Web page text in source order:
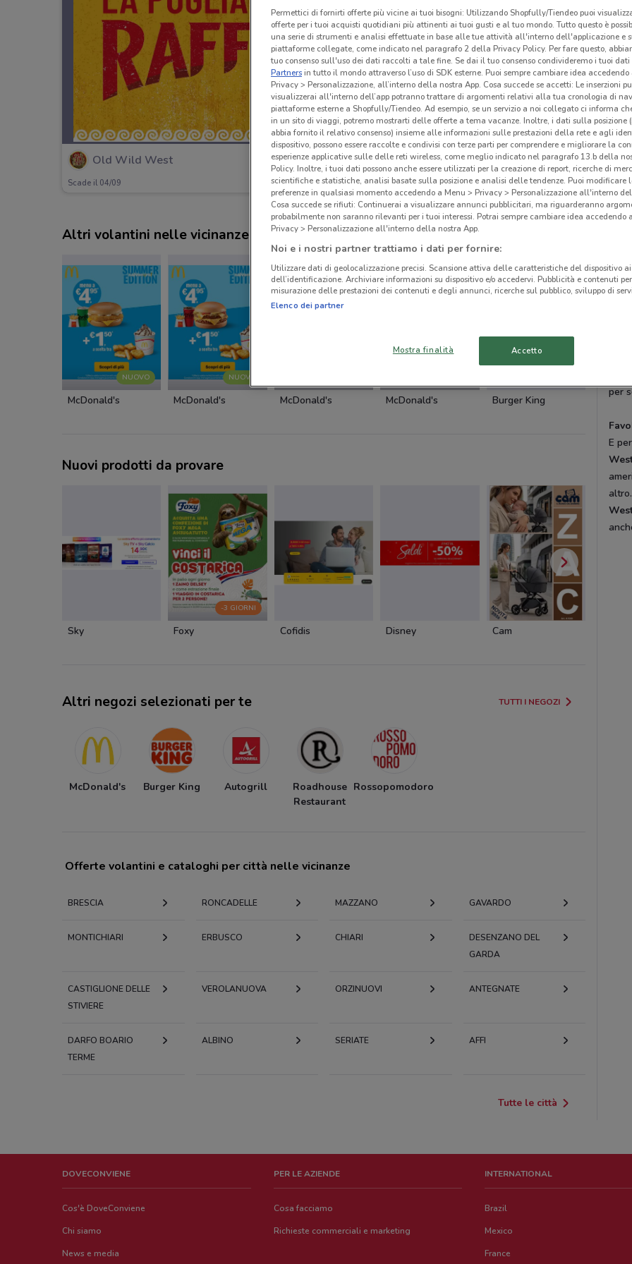
Old Wild West
Scade il 04/09 4 km
Altri volantini nelle vicinanze
NUOVO
McDonald's
NUOVO
McDonald's McDonald's McDonald's Burger King Burger
Nuovi prodotti da provare
Sky
-3 GIORNI
Foxy Cofidis Disney Cam
Altri negozi selezionati per te TUTTI I NEGOZI
McDonald's Burger King Autogrill
Roadhouse
Restaurant
Rossopomodoro
Offerte volantini e cataloghi per città nelle vicinanze
BRESCIA RONCADELLE MAZZANO GAVARDO
MONTICHIARI ERBUSCO CHIARI
DESENZANO DEL
GARDA
CASTIGLIONE DELLE
STIVIERE
VEROLANUOVA ORZINUOVI ANTEGNATE
DARFO BOARIO
TERME
ALBINO SERIATE AFFI
Tutte le città
Ti
Old
offre
le
la
per
E
DOVECONVIENE
Cos'è DoveConviene
Chi siamo
News e media
PER LE AZIENDE
Cosa facciamo
Richieste commerciali e marketing
INTERNATIONAL
Brazil
Mexico
France
Permettici di fornirti offerte più vicine ai tuoi bisogni: Utilizzando Shopfully/Tiendeo puoi
offerte per i tuoi acquisti quotidiani più attinenti ai tuoi gusti e al tuo mondo. Tutto questo è
una serie di strumenti e analisi effettuate in base alle tue attività all'interno dell'applicazione e
piattaforme collegate, come indicato nel paragrafo 2 della Privacy Policy. Per fare questo,
tuo consenso sull'uso dei dati raccolti a tale fine. Se dai il tuo consenso condivideremo i tuoi dati
Partnersin tutto il mondo attraverso l’uso di SDK esterne. Puoi sempre cambiare idea accedendo
Privacy > Personalizzazione, all’interno della nostra App. Cosa succede se accetti: Le inserzioni
visualizzerai all'interno dell’app potranno trattare di argomenti relativi alla tua cronologia di
piattaforme esterne a Shopfully/Tiendeo. Ad esempio, se un servizio a noi collegato ci informa
in un sito di viaggi, potremo mostrarti delle offerte a tema vacanze. Inoltre, i dati sulla posizione
abbia fornito il relativo consenso) insieme alle informazioni sulle prestazioni della rete e agli
dispositivo, possono essere raccolte e condivisi con terze parti per comprendere e migliorare la
esperienze applicative sulle delle reti wireless, come meglio indicato nel paragrafo 13.b della
Policy. Inoltre, i tuoi dati possono anche essere utilizzati per la creazione di report, ricerche di
scientifiche e statistiche, analisi basate sulla posizione e analisi delle tendenze. Puoi modificare
preferenze in qualsiasi momento accedendo a Menu > Privacy > Personalizzazione all'interno
Cosa succede se rifiuti: Continuerai a visualizzare annunci pubblicitari, ma riguarderanno
probabilmente non saranno rilevanti per i tuoi interessi. Potrai sempre cambiare idea accedendo
Privacy > Personalizzazione all'interno della nostra App.
Noi e i nostri partner trattiamo i dati per fornire:
Utilizzare dati di geolocalizzazione precisi. Scansione attiva delle caratteristiche del dispositivo
dell’identificazione. Archiviare informazioni su dispositivo e/o accedervi. Pubblicità e contenuti
misurazione delle prestazioni dei contenuti e degli annunci, ricerche sul pubblico, sviluppo di
Elenco dei partner
Mostra finalità Accetto